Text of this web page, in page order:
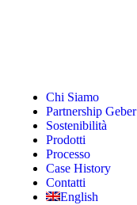
Chi Siamo
Partnership Geber
Sostenibilità
Prodotti
Processo
Case History
Contatti
English